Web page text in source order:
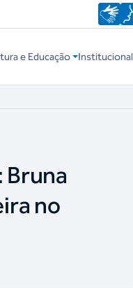
e Educação Institucional
Bruna
no